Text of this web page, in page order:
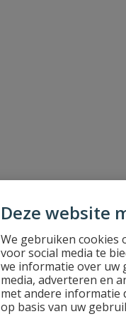
Deze website
We gebruiken cookies
voor social media te
we informatie over uw
media, adverteren en
met andere informatie
op basis van uw